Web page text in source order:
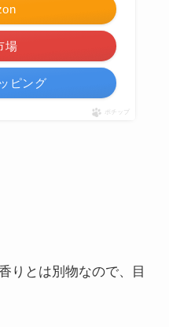
場
ピング
ポチップ
りとは別物なので、目